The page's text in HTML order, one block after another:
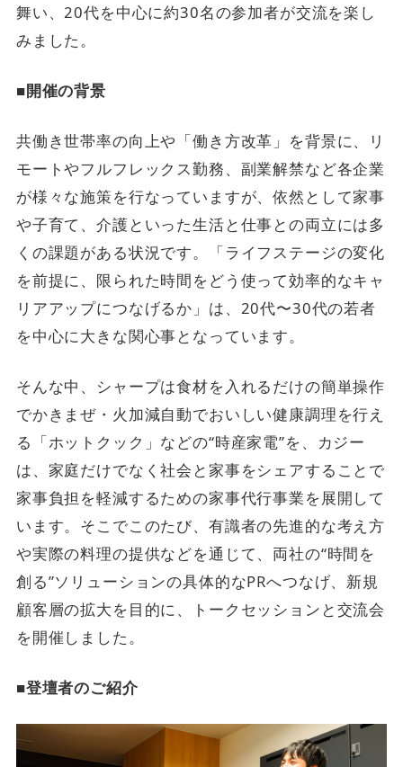
舞い、20代を中心に約30名の参加者が交流を楽し
みました。
■開催の背景
共働き世帯率の向上や「働き方改革」を背景に、リ
モートやフルフレックス勤務、副業解禁など各企業
が様々な施策を行なっていますが、依然として家事
や子育て、介護といった生活と仕事との両立には多
くの課題がある状況です。「ライフステージの変化
を前提に、限られた時間をどう使って効率的なキャ
リアアップにつなげるか」は、20代〜30代の若者
を中心に大きな関心事となっています。
そんな中、シャープは食材を入れるだけの簡単操作
でかきまぜ・火加減自動でおいしい健康調理を行え
る「ホットクック」などの“時産家電”を、カジー
は、家庭だけでなく社会と家事をシェアすることで
家事負担を軽減するための家事代行事業を展開して
います。そこでこのたび、有識者の先進的な考え方
や実際の料理の提供などを通じて、両社の“時間を
創る”ソリューションの具体的なPRへつなげ、新規
顧客層の拡大を目的に、トークセッションと交流会
を開催しました。
■登壇者のご紹介